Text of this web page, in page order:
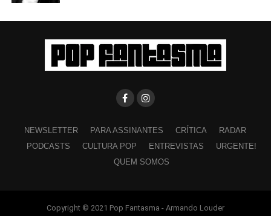
NEWSLETTER PARA ASSINANTES CRÍTICA
RADAR
PODCASTS
CULTURA POP ENTREVISTAS
URGENTE!
QUEM SOMOS
Copyright © 2021 Pop Fantasma - Armando Louder